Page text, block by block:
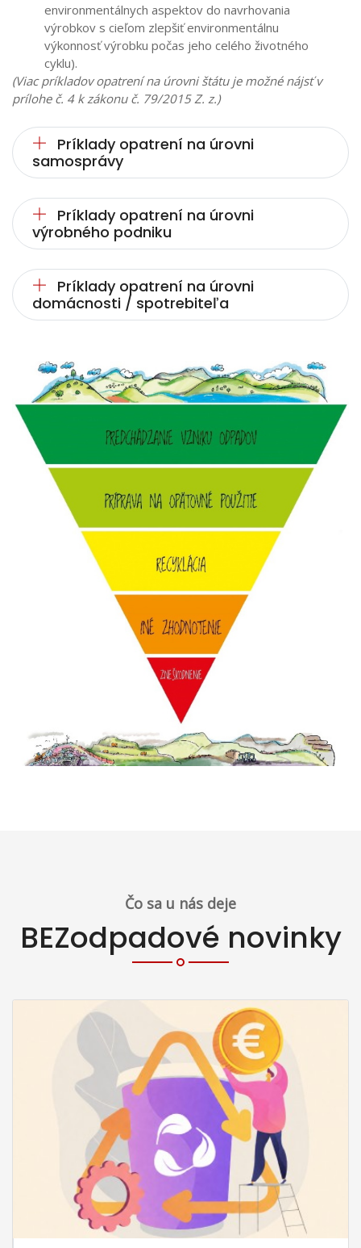
environmentálnych aspektov do navrhovania
výrobkov s cieľom zlepšiť environmentálnu
výkonnosť výrobku počas jeho celého životného
cyklu).
(Viac príkladov opatrení na úrovni štátu je možné nájsť v
prílohe č. 4 k zákonu č. 79/2015 Z. z.)
Príklady opatrení na úrovni
samosprávy
Príklady opatrení na úrovni
výrobného podniku
Príklady opatrení na úrovni
domácnosti / spotrebiteľa
Čo sa u nás deje
BEZodpadové novinky